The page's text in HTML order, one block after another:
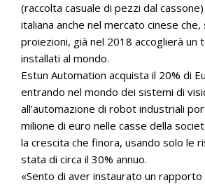
(raccolta casuale di pezzi dal cassone)
italiana anche nel mercato cinese
proiezioni, già nel 2018 accoglierà
installati al mondo.
Estun Automation acquista il 20% di
entrando nel mondo dei sistemi di
all’automazione di robot industriali
milione di euro nelle casse della
la crescita che finora, usando solo le
stata di circa il 30% annuo.
«Sento di aver instaurato un rapporto